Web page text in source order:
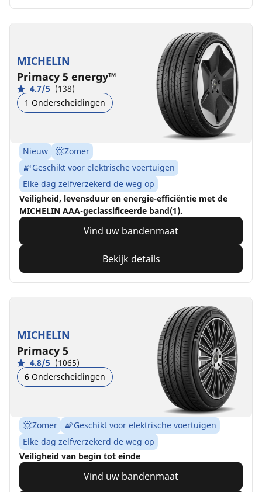
MICHELIN
Primacy 5 energy™
4.7/5 (138)
1 Onderscheidingen
Nieuw
Zomer
Geschikt voor elektrische voertuigen
Elke dag zelfverzekerd de weg op
Veiligheid, levensduur en energie-efficiëntie met de
MICHELIN AAA-geclassificeerde band(1).
Vind uw bandenmaat
Bekijk details
MICHELIN
Primacy 5
4.8/5 (1065)
6 Onderscheidingen
Zomer
Geschikt voor elektrische voertuigen
Elke dag zelfverzekerd de weg op
Veiligheid van begin tot einde
Vind uw bandenmaat